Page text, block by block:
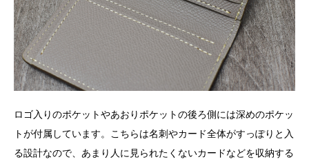
ロゴ入りのポケットやあおりポケットの後ろ側には深めのポケッ
トが付属しています。こちらは名刺やカード全体がすっぽりと入
る設計なので、あまり人に見られたくないカードなどを収納する